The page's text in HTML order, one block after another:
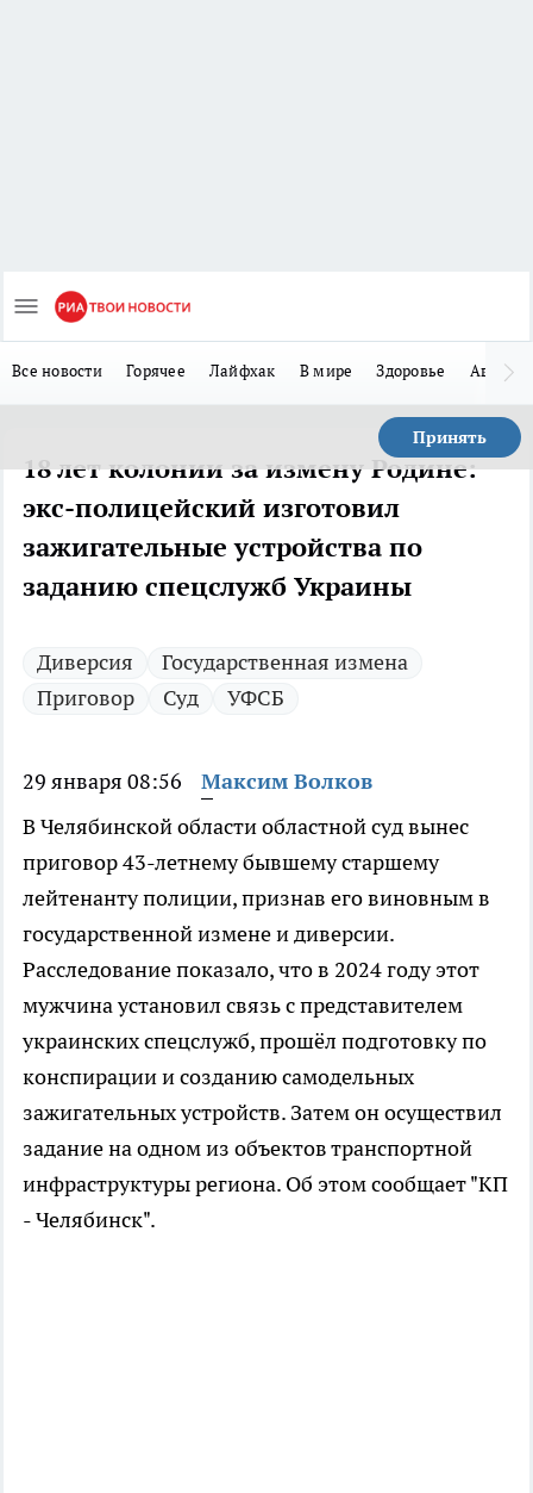
Все новости Горячее Лайфхак В мире Здоровье Авто
Принять
18 лет колонии за измену Родине:
экс-полицейский изготовил
зажигательные устройства по
заданию спецслужб Украины
Диверсия
Государственная измена
Приговор
Суд УФСБ
29 января 08:56
Максим Волков
В Челябинской области областной суд вынес
приговор 43-летнему бывшему старшему
лейтенанту полиции, признав его виновным в
государственной измене и диверсии.
Расследование показало, что в 2024 году этот
мужчина установил связь с представителем
украинских спецслужб, прошёл подготовку по
конспирации и созданию самодельных
зажигательных устройств. Затем он осуществил
задание на одном из объектов транспортной
инфраструктуры региона. Об этом сообщает "КП
- Челябинск".